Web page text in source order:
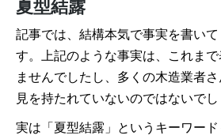
夏型結露
記事では、結構本気で事実を書い
す。上記のような事実は、これま
ませんでしたし、多くの木造業者
見を持たれていないのではないでし
実は「夏型結露」というキーワー